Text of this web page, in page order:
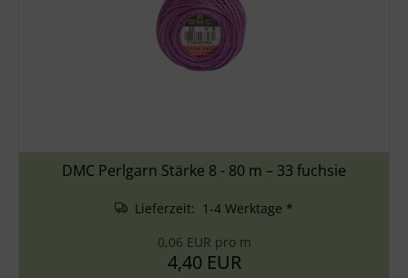
DMC Perlgarn Stärke 8 - 80 m – 33 fuchsie
Lieferzeit: 1-4 Werktage *
0,06 EUR pro m
4,40 EUR